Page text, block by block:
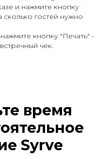
и нажмите кнопку
гостей нужно
кнопку "Печать" -
чек.
время
Syrve